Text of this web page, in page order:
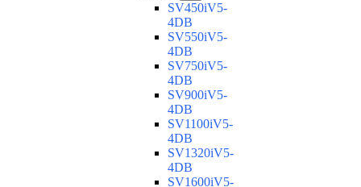
SV450iV5-
4DB
SV550iV5-
4DB
SV750iV5-
4DB
SV900iV5-
4DB
SV1100iV5-
4DB
SV1320iV5-
4DB
SV1600iV5-